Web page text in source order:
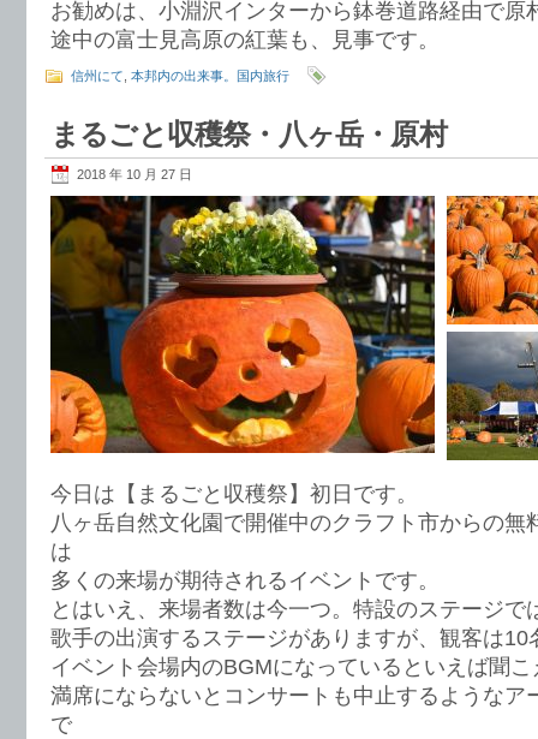
お勧めは、小淵沢インターから鉢巻道路経由で原
途中の富士見高原の紅葉も、見事です。
信州にて 本邦内の出来事。国内旅行
まるごと収穫祭・八ヶ岳・原村
2018 年 10 月 27 日
今日は【まるごと収穫祭】初日です。
八ヶ岳自然文化園で開催中のクラフト市からの無
は
多くの来場が期待されるイベントです。
とはいえ、来場者数は今一つ。特設のステージで
歌手の出演するステージがありますが、観客は10
イベント会場内のBGMになっているといえば聞
満席にならないとコンサートも中止するようなア
で